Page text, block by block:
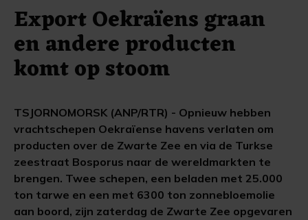
Export Oekraïens graan
en andere producten
komt op stoom
TSJORNOMORSK (ANP/RTR) - Opnieuw hebben
vrachtschepen Oekraïense havens verlaten om
producten over de Zwarte Zee en via de Turkse
zeestraat Bosporus naar de wereldmarkten te
brengen. Twee schepen, een beladen met 25.000
ton tarwe en een met 6300 ton zonnebloemolie
aan boord, zijn zaterdag de Zwarte Zee opgevaren